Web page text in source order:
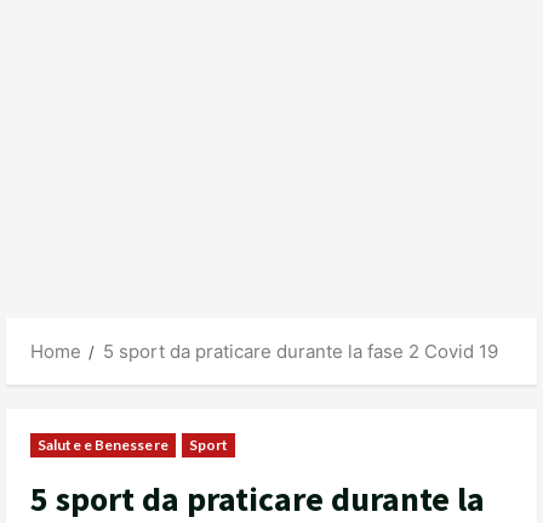
Home 5 sport da praticare durante la fase 2 Covid 19
Salute e Benessere Sport
5 sport da praticare durante la